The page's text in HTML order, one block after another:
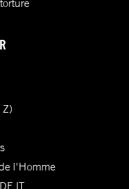
Z)
l'Homme
IT